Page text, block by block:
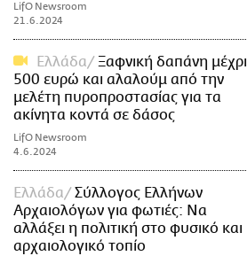
LifO Newsroom
21.6.2024
Ελλάδα
Ξαφνική δαπάνη μέχρι
500 ευρώ και αλαλούμ από την
μελέτη πυροπροστασίας για τα
ακίνητα κοντά σε δάσος
LifO Newsroom
4.6.2024
Ελλάδα
Σύλλογος Ελλήνων
Αρχαιολόγων για φωτιές: Να
αλλάξει η πολιτική στο φυσικό και
αρχαιολογικό τοπίο